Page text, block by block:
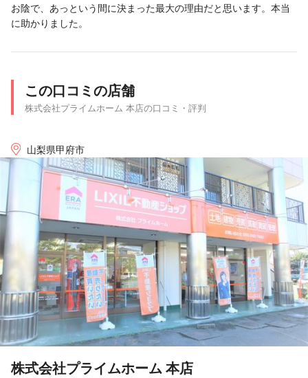
お陰で、あっという間に決まった最大の理由だと思います。本当
に助かりました。
この口コミの店舗
株式会社プライムホーム 本店の口コミ・評判
山梨県甲府市
株式会社プライムホーム 本店